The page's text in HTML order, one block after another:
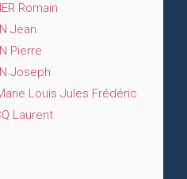
Romain
Jean
Pierre
Joseph
Louis Jules Frédéric
Laurent